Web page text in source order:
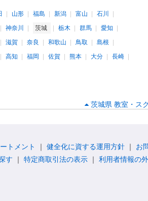
山形 福島 新潟 富山
石川
神奈川 茨城 栃木 群馬
愛知
滋賀 奈良 和歌山 鳥取
島根
高知 福岡 佐賀 熊本 大分
長崎
茨城県 教室・ス
トメント 健全化に資する運用方針 お
す 特定商取引法の表示 利用者情報の